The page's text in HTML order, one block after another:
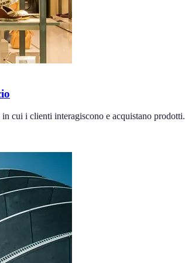
cui i clienti interagiscono e acquistano prodotti.